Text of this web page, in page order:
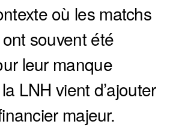
où les matchs
souvent été
leur manque
LNH vient d’ajouter
majeur.